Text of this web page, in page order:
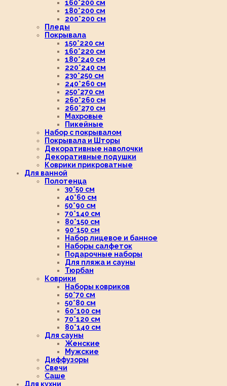
160*200 см
180*200 см
200*200 см
Пледы
Покрывала
150*220 см
160*220 см
180*240 см
220*240 см
230*250 см
240*260 см
250*270 см
260*260 см
260*270 см
Махровые
Пикейные
Набор с покрывалом
Покрывала и Шторы
Декоративные наволочки
Декоративные подушки
Коврики прикроватные
Для ванной
Полотенца
30*50 см
40*60 см
50*90 см
70*140 см
80*150 см
90*150 см
Набор лицевое и банное
Наборы салфеток
Подарочные наборы
Для пляжа и сауны
Тюрбан
Коврики
Наборы ковриков
50*70 см
50*80 см
60*100 см
70*120 см
80*140 см
Для сауны
Женские
Мужские
Диффузоры
Свечи
Саше
Для кухни